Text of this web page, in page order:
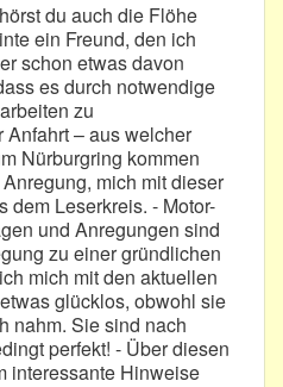
du auch die Flöhe
ein Freund, den ich
schon etwas davon
es durch notwendige
zu
Anfahrt – aus welcher
Nürburgring kommen
mich mit dieser
dem Leserkreis. - Motor-
und Anregungen sind
zu einer gründlichen
mich mit den aktuellen
glücklos, obwohl sie
nahm. Sie sind nach
perfekt! - Über diesen
interessante Hinweise